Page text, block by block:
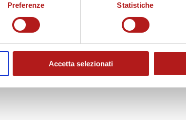
Preferenze Statistiche
Accetta selezionati